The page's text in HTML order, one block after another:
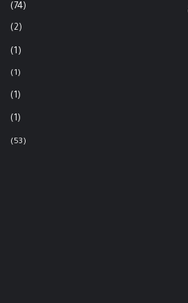
(74)
(2)
(1)
(1)
(1)
(1)
(53)